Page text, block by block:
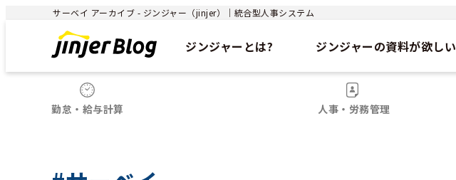
サーベイ アーカイブ - ジンジャー（jinjer）｜統合型人事システム
ジンジャーとは? ジンジャーの資料が欲しい
勤怠・給与計算 人事・労務管理